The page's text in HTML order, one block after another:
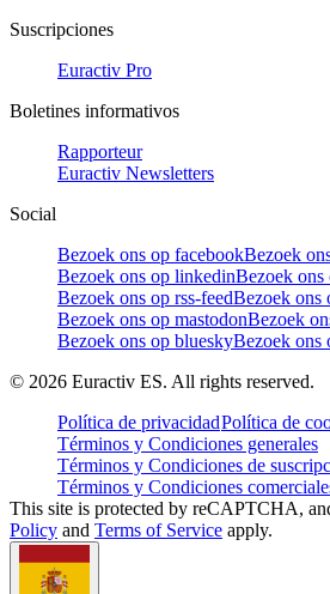
Suscripciones
Euractiv Pro
Boletines informativos
Rapporteur
Euractiv Newsletters
Social
Bezoek ons op facebookBezoek
Bezoek ons op linkedinBezoek ons
Bezoek ons op rss-feedBezoek ons
Bezoek ons op mastodonBezoek
Bezoek ons op blueskyBezoek ons
© 2026 Euractiv ES. All rights reserved.
Política de privacidadPolítica de
Términos y Condiciones generales
Términos y Condiciones de
Términos y Condiciones
This site is protected by reCAPTCHA,
Policy and Terms of Service apply.